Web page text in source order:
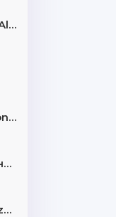
Amr Diab - El Alem Allah
Ruxsora Otajonova & Bahrom Davr - Sevgimiz soxtamidi
Алишер Байниязов - Қарауыллап
Uzeyir Mehdizade - Hekaye